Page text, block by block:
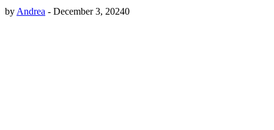
by Andrea - December 3, 20240